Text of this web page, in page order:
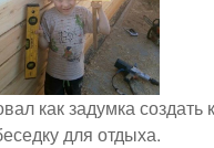
как задумка создать
для отдыха.